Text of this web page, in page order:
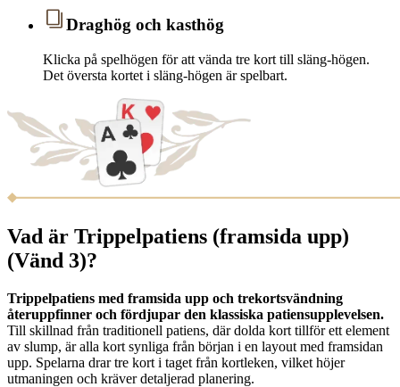
Draghög och kasthög
Klicka på spelhögen för att vända tre kort till släng-högen.
Det översta kortet i släng-högen är spelbart.
Vad är Trippelpatiens (framsida upp)
(Vänd 3)?
Trippelpatiens med framsida upp och trekortsvändning
återuppfinner och fördjupar den klassiska patiensupplevelsen.
Till skillnad från traditionell patiens, där dolda kort tillför ett element
av slump, är alla kort synliga från början i en layout med framsidan
upp. Spelarna drar tre kort i taget från kortleken, vilket höjer
utmaningen och kräver detaljerad planering.